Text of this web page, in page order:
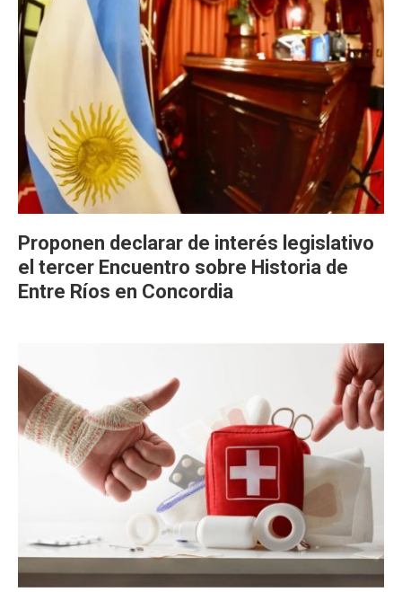
Proponen declarar de interés legislativo
el tercer Encuentro sobre Historia de
Entre Ríos en Concordia